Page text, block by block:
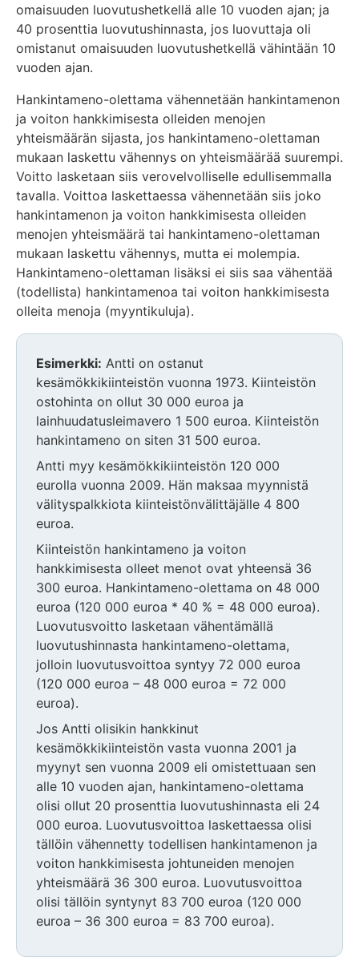
omaisuuden luovutushetkellä alle 10 vuoden ajan; ja
40 prosenttia luovutushinnasta, jos luovuttaja oli
omistanut omaisuuden luovutushetkellä vähintään 10
vuoden ajan.
Hankintameno-olettama vähennetään hankintamenon
ja voiton hankkimisesta olleiden menojen
yhteismäärän sijasta, jos hankintameno-olettaman
mukaan laskettu vähennys on yhteismäärää suurempi.
Voitto lasketaan siis verovelvolliselle edullisemmalla
tavalla. Voittoa laskettaessa vähennetään siis joko
hankintamenon ja voiton hankkimisesta olleiden
menojen yhteismäärä tai hankintameno-olettaman
mukaan laskettu vähennys, mutta ei molempia.
Hankintameno-olettaman lisäksi ei siis saa vähentää
(todellista) hankintamenoa tai voiton hankkimisesta
olleita menoja (myyntikuluja).
Esimerkki: Antti on ostanut
kesämökkikiinteistön vuonna 1973. Kiinteistön
ostohinta on ollut 30 000 euroa ja
lainhuudatusleimavero 1 500 euroa. Kiinteistön
hankintameno on siten 31 500 euroa.
Antti myy kesämökkikiinteistön 120 000
eurolla vuonna 2009. Hän maksaa myynnistä
välityspalkkiota kiinteistönvälittäjälle 4 800
euroa.
Kiinteistön hankintameno ja voiton
hankkimisesta olleet menot ovat yhteensä 36
300 euroa. Hankintameno-olettama on 48 000
euroa (120 000 euroa * 40 % = 48 000 euroa).
Luovutusvoitto lasketaan vähentämällä
luovutushinnasta hankintameno-olettama,
jolloin luovutusvoittoa syntyy 72 000 euroa
(120 000 euroa – 48 000 euroa = 72 000
euroa).
Jos Antti olisikin hankkinut
kesämökkikiinteistön vasta vuonna 2001 ja
myynyt sen vuonna 2009 eli omistettuaan sen
alle 10 vuoden ajan, hankintameno-olettama
olisi ollut 20 prosenttia luovutushinnasta eli 24
000 euroa. Luovutusvoittoa laskettaessa olisi
tällöin vähennetty todellisen hankintamenon ja
voiton hankkimisesta johtuneiden menojen
yhteismäärä 36 300 euroa. Luovutusvoittoa
olisi tällöin syntynyt 83 700 euroa (120 000
euroa – 36 300 euroa = 83 700 euroa).